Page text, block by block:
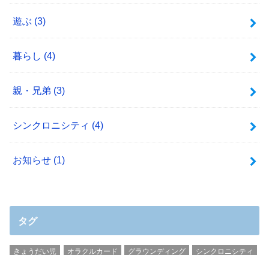
遊ぶ (3)
暮らし (4)
親・兄弟 (3)
シンクロニシティ (4)
お知らせ (1)
タグ
きょうだい児 オラクルカード グラウンディング シンクロニシティ